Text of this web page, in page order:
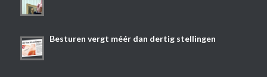
Besturen vergt méér dan dertig stellingen